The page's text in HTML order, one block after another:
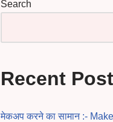
Search
Recent
मेकअप करने का सामान :-